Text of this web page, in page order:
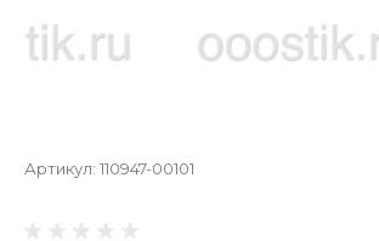
Артикул: 110947-00101